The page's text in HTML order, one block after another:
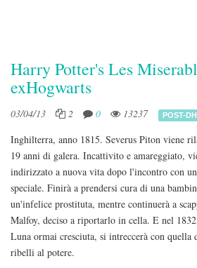
Harry Potter's Les
exHogwarts
03/04/13 2 0 13237 POST-DH
Inghilterra, anno 1815. Severus Piton viene
19 anni di galera. Incattivito e amareggiato,
indirizzato a nuova vita dopo l'incontro con
speciale. Finirà a prendersi cura di una
un'infelice prostituta, mentre continuerà a
Malfoy, deciso a riportarlo in cella. E nel
Luna ormai cresciuta, si intreccerà con
ribelli al potere.